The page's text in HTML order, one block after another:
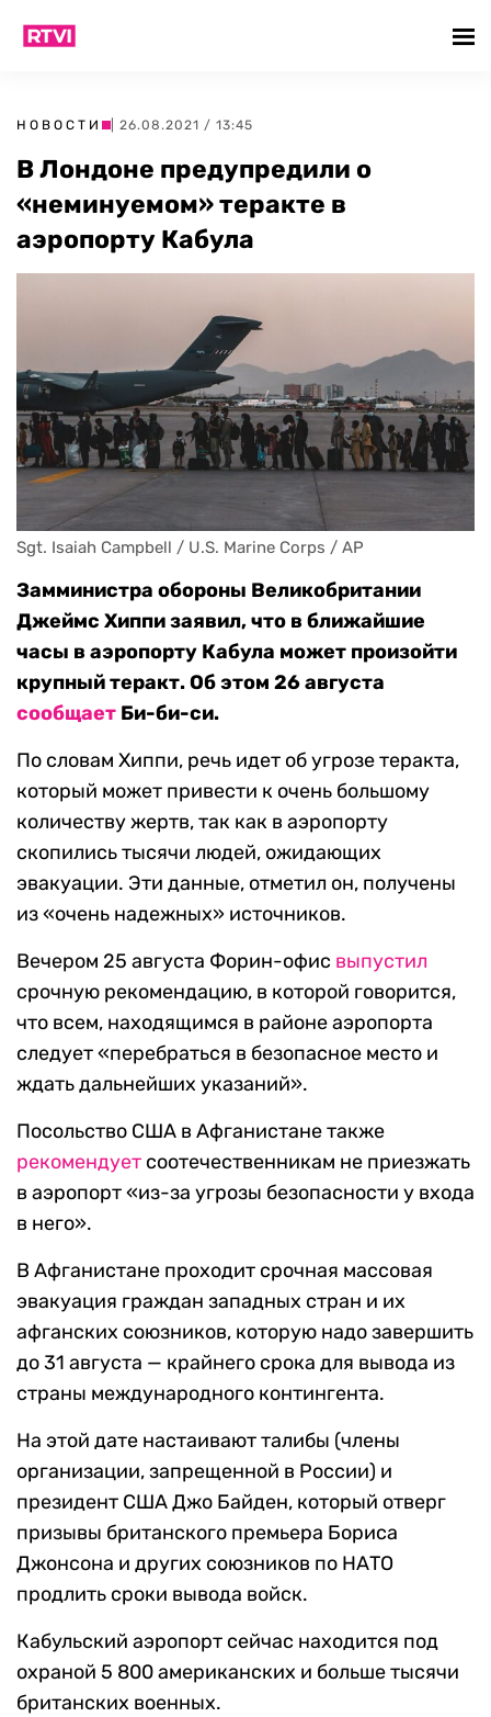
НОВОСТИ | 26.08.2021 / 13:45
В Лондоне предупредили о
«неминуемом» теракте в
аэропорту Кабула
Sgt. Isaiah Campbell / U.S. Marine Corps / AP
Замминистра обороны Великобритании
Джеймс Хиппи заявил, что в ближайшие
часы в аэропорту Кабула может произойти
крупный теракт. Об этом 26 августа
сообщает Би-би-си.
По словам Хиппи, речь идет об угрозе теракта,
который может привести к очень большому
количеству жертв, так как в аэропорту
скопились тысячи людей, ожидающих
эвакуации. Эти данные, отметил он, получены
из «очень надежных» источников.
Вечером 25 августа Форин-офис выпустил
срочную рекомендацию, в которой говорится,
что всем, находящимся в районе аэропорта
следует «перебраться в безопасное место и
ждать дальнейших указаний».
Посольство США в Афганистане также
рекомендует соотечественникам не приезжать
в аэропорт «из-за угрозы безопасности у входа
в него».
В Афганистане проходит срочная массовая
эвакуация граждан западных стран и их
афганских союзников, которую надо завершить
до 31 августа — крайнего срока для вывода из
страны международного контингента.
На этой дате настаивают талибы (члены
организации, запрещенной в России) и
президент США Джо Байден, который отверг
призывы британского премьера Бориса
Джонсона и других союзников по НАТО
продлить сроки вывода войск.
Кабульский аэропорт сейчас находится под
охраной 5 800 американских и больше тысячи
британских военных.